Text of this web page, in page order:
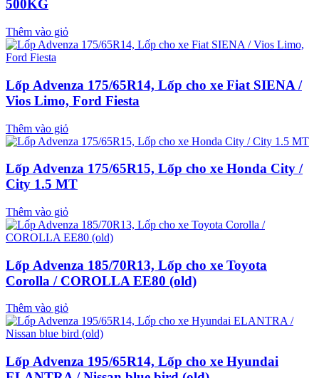
500KG
Thêm vào giỏ
Lốp Advenza 175/65R14, Lốp cho xe Fiat SIENA /
Vios Limo, Ford Fiesta
Thêm vào giỏ
Lốp Advenza 175/65R15, Lốp cho xe Honda City /
City 1.5 MT
Thêm vào giỏ
Lốp Advenza 185/70R13, Lốp cho xe Toyota
Corolla / COROLLA EE80 (old)
Thêm vào giỏ
Lốp Advenza 195/65R14, Lốp cho xe Hyundai